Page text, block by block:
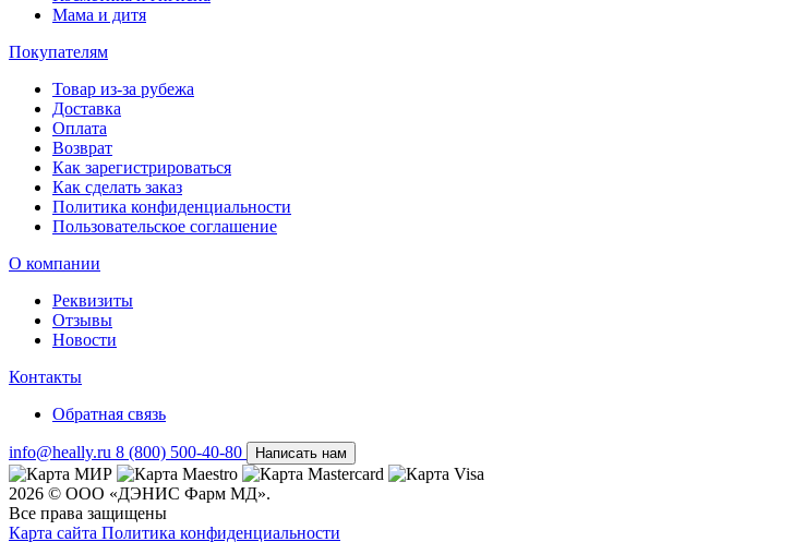
Мама и дитя
Покупателям
Товар из-за рубежа
Доставка
Оплата
Возврат
Как зарегистрироваться
Как сделать заказ
Политика конфиденциальности
Пользовательское соглашение
О компании
Реквизиты
Отзывы
Новости
Контакты
Обратная связь
info@heally.ru 8 (800) 500-40-80 Написать нам
2026 © ООО «ДЭНИС Фарм МД».
Все права защищены
Карта сайта Политика конфиден­циальности